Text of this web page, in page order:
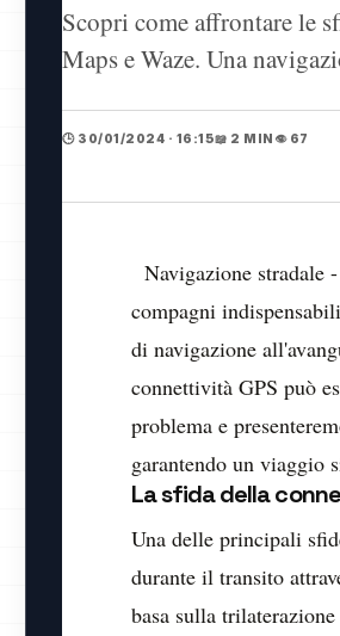
Scopri come affrontare le
Maps e Waze. Una
🕒 30/01/2024 · 16:15📖 2 MIN 👁️ 67
Navigazione stradale
compagni
di navigazione
connettività GPS può
problema e
garantendo un viaggio
La sfida della
Una delle principali
durante il transito
basa sulla